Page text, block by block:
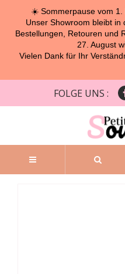
☀️ Sommerpause vom 1.
Unser Showroom bleibt in
Bestellungen, Retouren und
27. August
Vielen Dank für Ihr
FOLGE UNS :